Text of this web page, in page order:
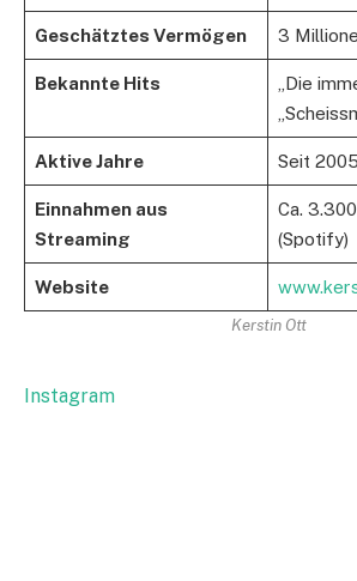
Geschätztes Vermögen 3
Bekannte Hits
„Die
Aktive Jahre Seit 2005
Einnahmen aus
Streaming
Ca.
(Spotify)
Website
Kerstin Ott
Instagram